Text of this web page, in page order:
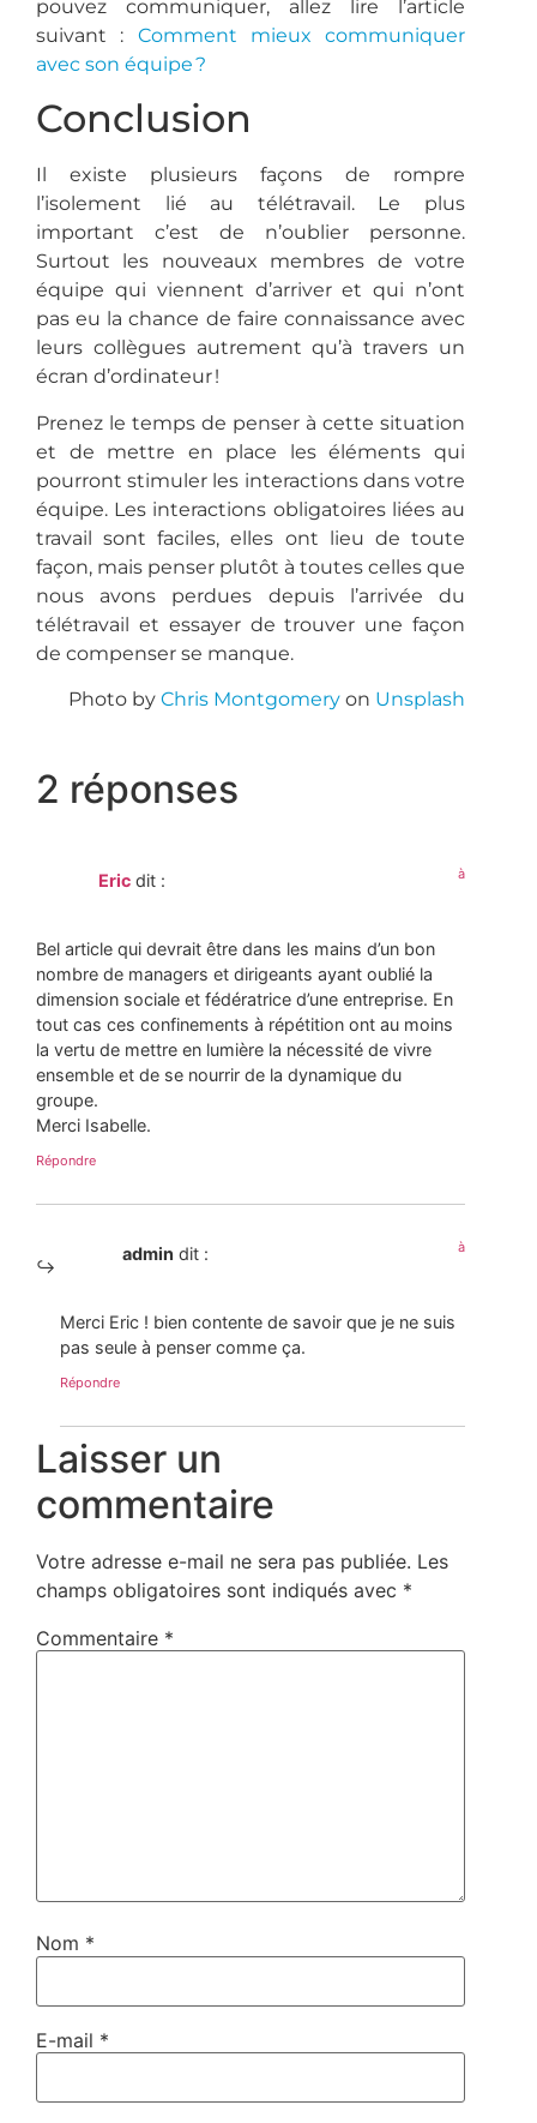
pouvez communiquer, allez lire l’article
suivant : Comment mieux communiquer
avec son équipe ?
Conclusion
Il existe plusieurs façons de rompre
l’isolement lié au télétravail. Le plus
important c’est de n’oublier personne.
Surtout les nouveaux membres de votre
équipe qui viennent d’arriver et qui n’ont
pas eu la chance de faire connaissance avec
leurs collègues autrement qu’à travers un
écran d’ordinateur !
Prenez le temps de penser à cette situation
et de mettre en place les éléments qui
pourront stimuler les interactions dans votre
équipe. Les interactions obligatoires liées au
travail sont faciles, elles ont lieu de toute
façon, mais penser plutôt à toutes celles que
nous avons perdues depuis l’arrivée du
télétravail et essayer de trouver une façon
de compenser se manque.
Photo by Chris Montgomery on Unsplash
2 réponses
Eric dit : à
Bel article qui devrait être dans les mains d’un bon
nombre de managers et dirigeants ayant oublié la
dimension sociale et fédératrice d’une entreprise. En
tout cas ces confinements à répétition ont au moins
la vertu de mettre en lumière la nécessité de vivre
ensemble et de se nourrir de la dynamique du
groupe.
Merci Isabelle.
Répondre
admin dit : à
Merci Eric ! bien contente de savoir que je ne suis
pas seule à penser comme ça.
Répondre
Laisser un
commentaire
Votre adresse e-mail ne sera pas publiée. Les
champs obligatoires sont indiqués avec *
Commentaire *
Nom *
E-mail *